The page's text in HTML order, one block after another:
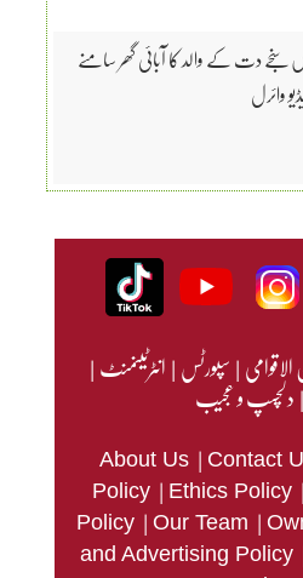
سنجے دت کے والد کا آبائی گھر سامنے
وائرل
|سپورٹس|انٹرٹینمنٹ|
دلچسپ و عجیب
About Us | Contact
Policy | Ethics Policy |
Policy | Our Team |
and Advertising Policy